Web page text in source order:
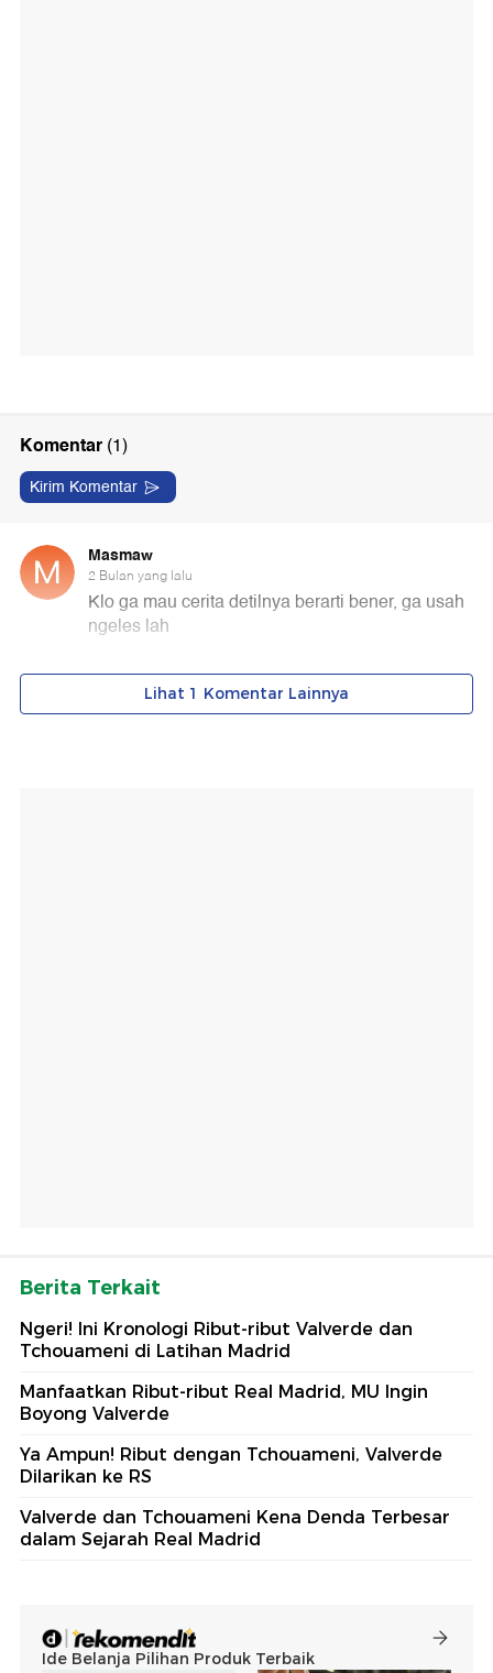
Berita Terkait
Ngeri! Ini Kronologi Ribut-ribut Valverde dan
Tchouameni di Latihan Madrid
Manfaatkan Ribut-ribut Real Madrid, MU Ingin
Boyong Valverde
Ya Ampun! Ribut dengan Tchouameni, Valverde
Dilarikan ke RS
Valverde dan Tchouameni Kena Denda Terbesar
dalam Sejarah Real Madrid